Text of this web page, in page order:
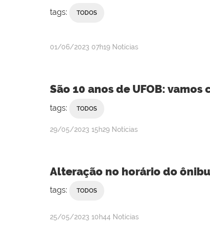
tags: TODOS
publicado
01/06/2023 07h19 Notícias
São 10 anos de UFOB:
tags: TODOS
publicado
29/05/2023 15h29 Notícias
Alteração no horário do
tags: TODOS
publicado
25/05/2023 10h44 Notícias